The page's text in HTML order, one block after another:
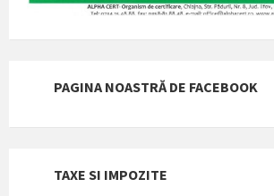
PAGINA NOASTRĂ DE FACEBOOK
TAXE SI IMPOZITE